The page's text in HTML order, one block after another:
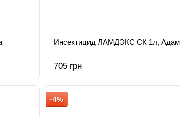
Инсектицид ЛАМДЭКС СК 1л,
705 грн
−4%